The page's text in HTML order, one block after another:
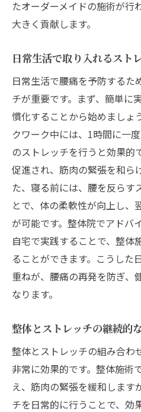
たオーダーメイドの施術が行
大きく貢献します。
日常生活で取り入れるスト
日常生活で腰痛を予防するた
チが重要です。まず、簡単に
慣化することから始めましょ
クワーク中には、1時間に一
のストレッチを行うと効果的
促進され、筋肉の緊張を和ら
た、寝る前には、腰を反らす
とで、体の柔軟性が向上し、
が可能です。整体院でアドバ
自宅で実践することで、整体
ることができます。こうした
重ねが、腰痛の再発を防ぎ、
なります。
整体とストレッチの継続的
整体とストレッチの組み合わ
非常に効果的です。整体施術
え、筋肉の緊張を緩和します
チを日常的に行うことで、効